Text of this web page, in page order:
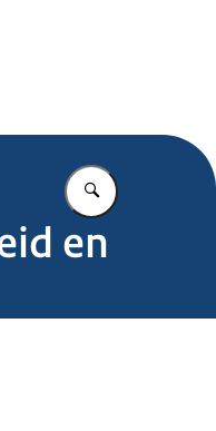
Vul in wat u
en